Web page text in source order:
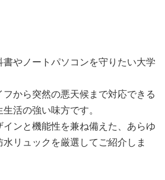
やノートパソコンを守りたい大学
から突然の悪天候まで対応できる
活の強い味方です。
ンと機能性を兼ね備えた、あらゆ
リュックを厳選してご紹介しま